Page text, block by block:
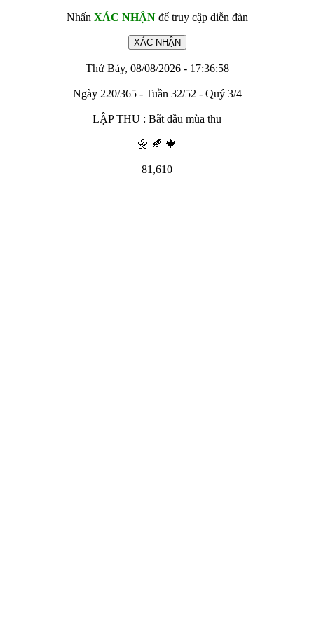
Nhấn XÁC NHẬNđể truy cập diễn đàn
Thứ Bảy, 08/08/2026 - 17:36:58
Ngày 220/365 - Tuần 32/52 - Quý 3/4
LẬP THU : Bắt đầu mùa thu
🌼 🍂 🍁
81,610